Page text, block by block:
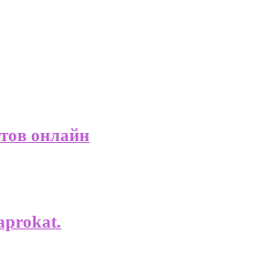
онлайн